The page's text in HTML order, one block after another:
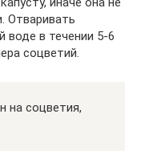
Отваривать
воде в течении 5-6
соцветий.
на соцветия,